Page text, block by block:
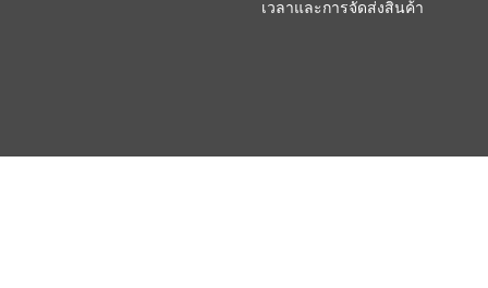
เวลาและการจัดส่งสินค้า